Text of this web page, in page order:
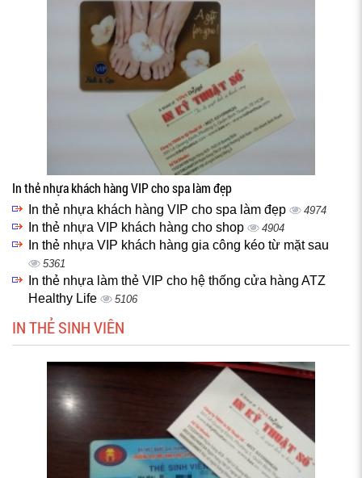
In thẻ nhựa khách hàng VIP cho spa làm đẹp
In thẻ nhựa khách hàng VIP cho spa làm đẹp 4974
In thẻ nhựa VIP khách hàng cho shop 4904
In thẻ nhựa VIP khách hàng gia công kéo từ mặt sau
5361
In thẻ nhựa làm thẻ VIP cho hệ thống cửa hàng ATZ
Healthy Life
5106
IN THẺ SINH VIÊN